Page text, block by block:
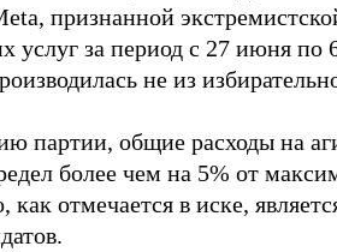
признанной
услуг за период с 27 июня по
не из
партии, общие расходы на
более чем на 5% от
как отмечается в иске,